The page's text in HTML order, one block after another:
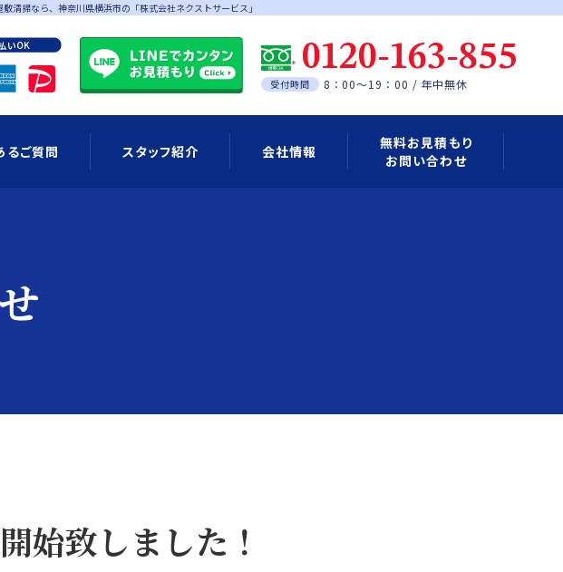
敷清掃なら、神奈川県横浜市の「株式会社ネクストサービス」
0120-163-855
受付時間 8：00～19：00 / 年中無休
るご質問 スタッフ紹介 会社情報
無料お見積もり
お問い合わせ
始致しました！